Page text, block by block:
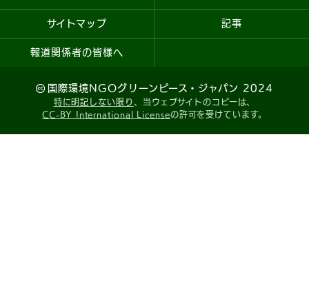
サイトマップ 記事
報道関係者の皆様へ
国際環境NGOグリーンピース・ジャパン 2024
特に明記しない限り 、当ウェブサイトのコピーは、
CC-BY International Licenseの許可を受けています。